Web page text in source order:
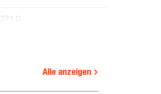
271.0
341.0
Alle anzeigen